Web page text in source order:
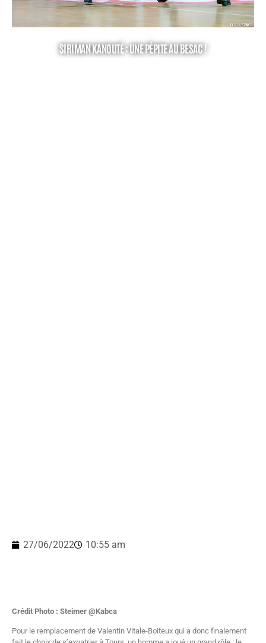
SIRIMAN KANOUTÉ : UNE PÉPITE AU BESAC !
27/06/2022 10:55 am
Crédit Photo : Steimer @Kabca
Pour le remplacement de Valentin Vitale-Boiteux qui a donc finalement